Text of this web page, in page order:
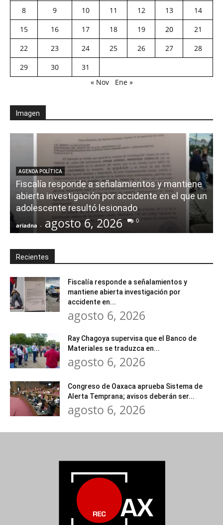
8
9 10 11 12 13
14
15
16 17 18 19 20
21
22
23 24 25 26 27
28
29
30
31
« Nov
Ene »
Imagen
AGENDA POLÍTICA
Fiscalía responde a señalamientos y mantiene
abierta investigación por accidente en el que un
adolescente resultó lesionado
ariadna - agosto 6, 2026 0
Recientes
Fiscalía responde a señalamientos y
mantiene abierta investigación por
accidente en...
agosto 6, 2026
Ray Chagoya supervisa que el Banco de
Materiales se traduzca en...
agosto 6, 2026
Congreso de Oaxaca aprueba Sistema de
Alerta Temprana; avisos deberán ser...
agosto 6, 2026